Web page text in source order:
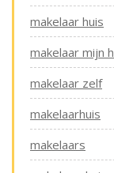
makelaar huis
makelaar mijn
makelaar zelf
makelaarhuis
makelaars